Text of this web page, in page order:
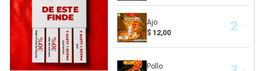
Ajo
$ 12,00
Pollo